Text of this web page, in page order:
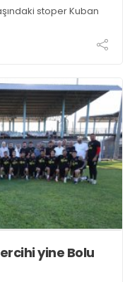
stoper Kuban
yine Bolu